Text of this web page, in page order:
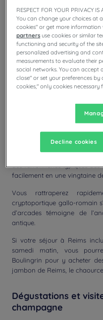
Commencez votre week-
Reims, site historique du
parvis, vous admirerez la
Sourire. À l’intérieur, vous
transept et les verrières de
Le Palais du Tau se rejoint
parvis. Les objets liés aux
restaurations de la cathédrale.
En sortant du palais, vous
déco vers le boulevard
des ferronneries typiques des
facilement en une vingtaine
Vous rattraperez
cryptoportique gallo-romain
d’arcades témoigne de
antique.
Si votre séjour à Reims
samedi matin, vous
Boulingrin pour y acheter
jambon de Reims, le
Dégustations et
champagne
RESPECT FOR YOUR PRIVACY IS
You can change your choices at
cookies" or get more
partners use cookies or similar
functioning and security of the
personalized advertising and
measurements to evaluate their
social networks. You can accept
close" or set your preferences by
cookies," only cookies necessary
Decline cookies